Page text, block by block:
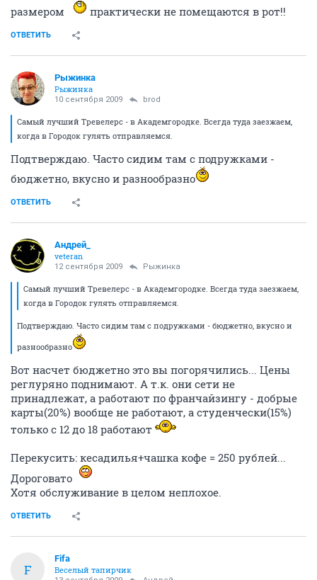
размером
практически не помещаются в рот!!
ОТВЕТИТЬ
Рыжинка
Рыжинка
10 сентября 2009 brod
Самый лучший Тревелерс - в Академгородке. Всегда туда заезжаем,
когда в Городок гулять отправляемся.
Подтверждаю. Часто сидим там с подружками -
бюджетно, вкусно и разнообразно
ОТВЕТИТЬ
Андрей_
veteran
12 сентября 2009 Рыжинка
Самый лучший Тревелерс - в Академгородке. Всегда туда заезжаем,
когда в Городок гулять отправляемся.
Подтверждаю. Часто сидим там с подружками - бюджетно, вкусно и
разнообразно
Вот насчет бюджетно это вы погорячились... Цены
реглуряно поднимают. А т.к. они сети не
принадлежат, а работают по франчайзингу - добрые
карты(20%) вообще не работают, а студенчески(15%)
только с 12 до 18 работают
Перекусить: кесадилья+чашка кофе = 250 рублей...
Дороговато
Хотя обслуживание в целом неплохое.
ОТВЕТИТЬ
F
Fifa
Веселый тапирчик